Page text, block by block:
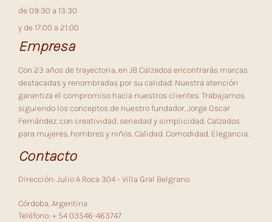
de 09:30 a 13:30
y de 17:00 a 21:00
Empresa
Con 23 años de trayectoria, en JB Calzados encontrarás marcas
destacadas y renombradas por su calidad. Nuestra atención
garantiza el compromiso hacia nuestros clientes. Trabajamos
siguiendo los conceptos de nuestro fundador, Jorge Oscar
Fernández, con creatividad, seriedad y simplicidad. Calzados
para mujeres, hombres y niños. Calidad. Comodidad. Elegancia.
Contacto
Dirección: Julio A Roca 304 - Villa Gral Belgrano.
Córdoba, Argentina
Teléfono: + 54 03546-463747